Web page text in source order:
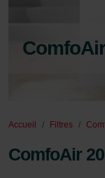
Accueil Filtres
ComfoAir